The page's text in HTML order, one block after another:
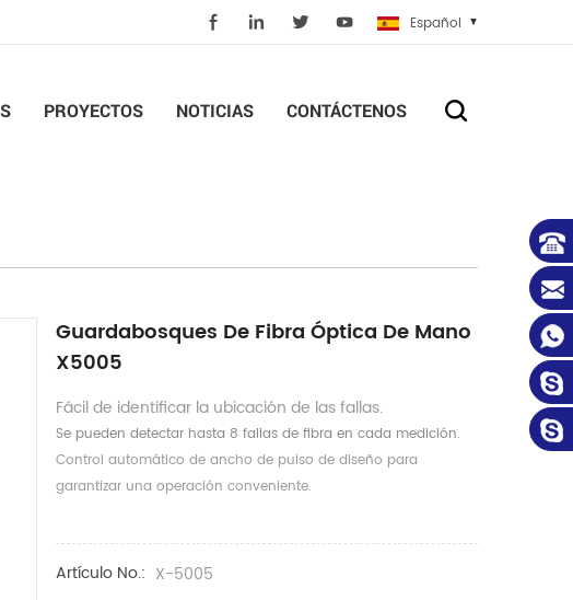
Español
PROYECTOS NOTICIAS CONTÁCTENOS
Guardabosques De Fibra Óptica De Mano
X5005
Fácil de identificar la ubicación de las fallas.
Se pueden detectar hasta 8 fallas de fibra en cada medición.
Control automático de ancho de pulso de diseño para
garantizar una operación conveniente.
Artículo No.: X-5005